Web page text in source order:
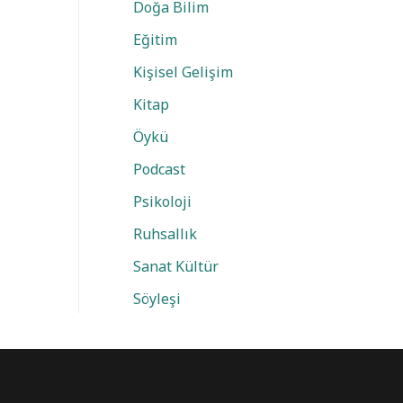
Doğa Bilim
Eğitim
Kişisel Gelişim
Kitap
Öykü
Podcast
Psikoloji
Ruhsallık
Sanat Kültür
Söyleşi